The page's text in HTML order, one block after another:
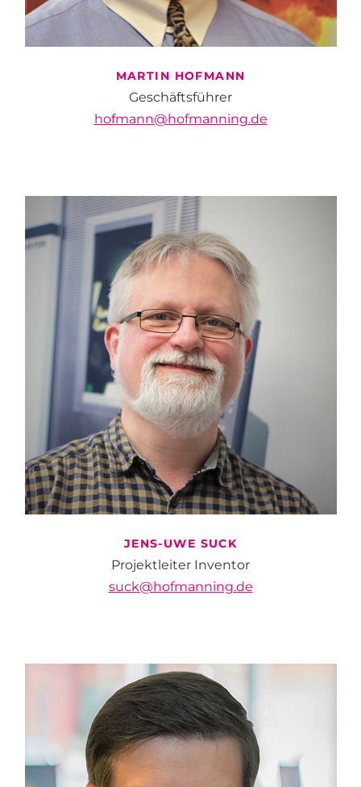
MARTIN HOFMANN
Geschäftsführer
hofmann@hofmanning.de
JENS-UWE SUCK
Projektleiter Inventor
suck@hofmanning.de